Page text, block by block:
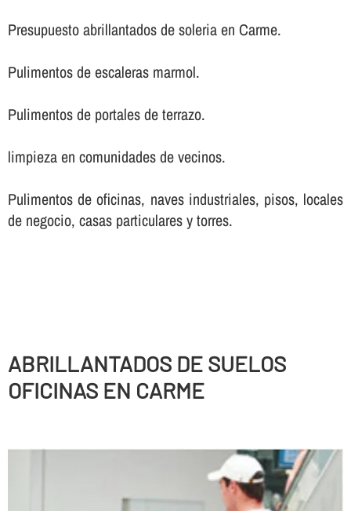
Presupuesto abrillantados de soleria en Carme.
Pulimentos de escaleras marmol.
Pulimentos de portales de terrazo.
limpieza en comunidades de vecinos.
Pulimentos de oficinas, naves industriales, pisos, locales
de negocio, casas particulares y torres.
ABRILLANTADOS DE SUELOS
OFICINAS EN CARME